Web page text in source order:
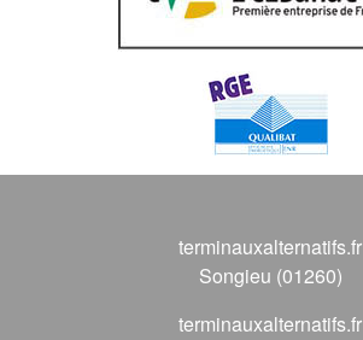
terminauxalternatifs.fr
Songieu (01260)
terminauxalternatifs.fr